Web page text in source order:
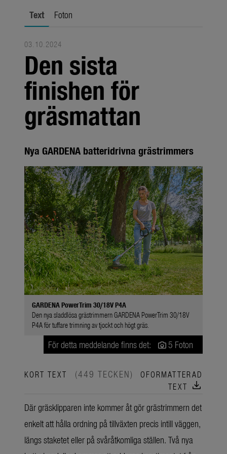
Presskontakt
Text Foton
03.10.2024
Den sista
finishen för
gräsmattan
Nya GARDENA batteridrivna grästrimmers
GARDENA PowerTrim 30/18V P4A
Den nya sladdlösa grästrimmern GARDENA PowerTrim 30/18V
P4A för tuffare trimning av tjockt och högt gräs.
För detta meddelande finns det: 5 Foton
KORT TEXT (449 TECKEN)
OFORMATTERAD
TEXT download
Där gräsklipparen inte kommer åt gör grästrimmern det
enkelt att hålla ordning på tillväxten precis intill väggen,
längs staketet eller på svåråtkomliga ställen. Två nya